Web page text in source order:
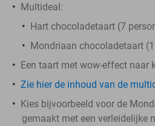
Multideal:
Hart chocoladetaart (7
Mondriaan chocoladetaart
Een taart met wow-effect naar
Zie hier de inhoud van de
Kies bijvoorbeeld voor de
gemaakt met een verleidelijke